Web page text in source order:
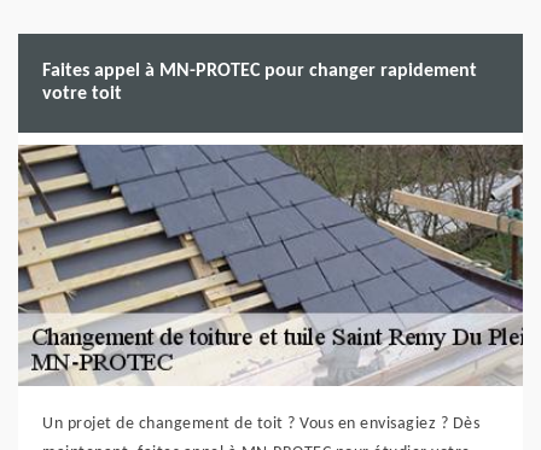
Faites appel à MN-PROTEC pour changer rapidement
votre toit
Un projet de changement de toit ? Vous en envisagiez ? Dès